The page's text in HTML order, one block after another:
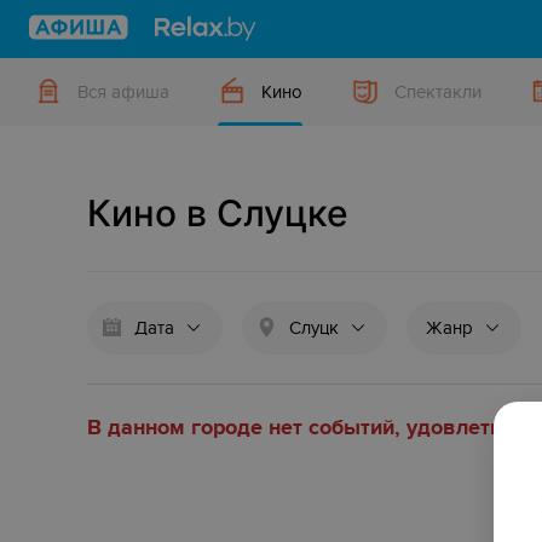
Вся афиша Кино Спектакли
Кино в Слуцке
Дата Слуцк Жанр
В данном городе нет событий,